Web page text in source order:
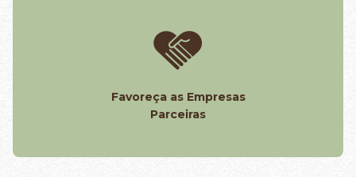
Favoreça as Empresas
Parceiras